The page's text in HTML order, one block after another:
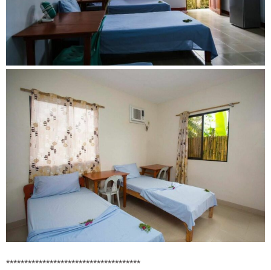
*************************************